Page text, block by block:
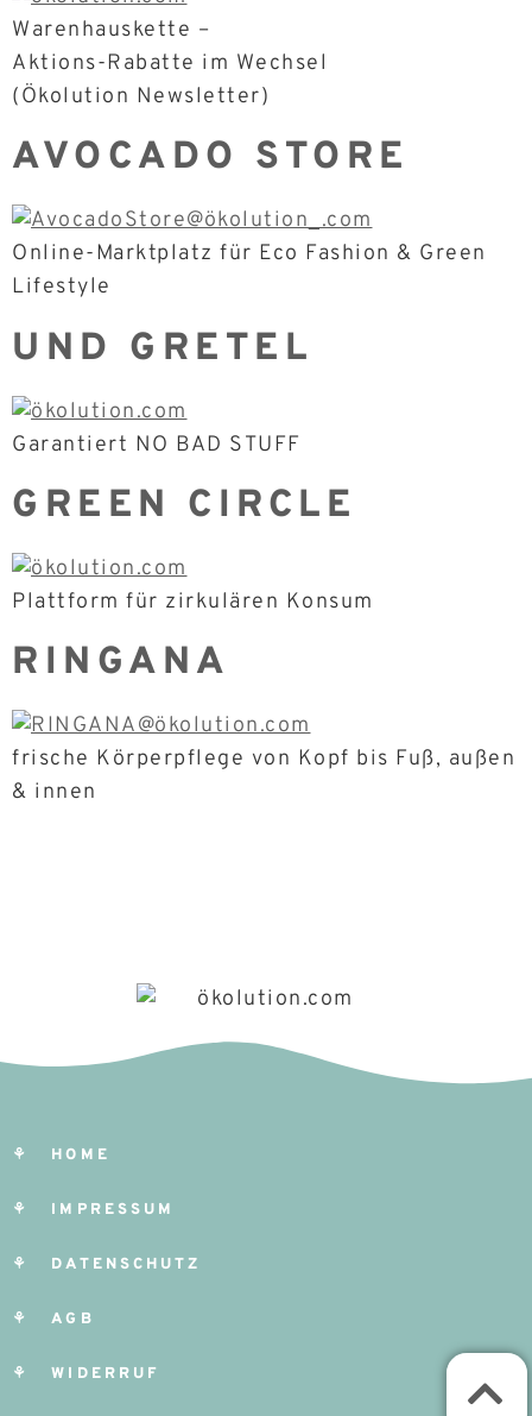
Warenhauskette –
Aktions-Rabatte im Wechsel
(Ökolution Newsletter)
AVOCADO STORE
Online-Marktplatz für Eco Fashion & Green
Lifestyle
UND GRETEL
Garantiert NO BAD STUFF
GREEN CIRCLE
Plattform für zirkulären Konsum
RINGANA
frische Körperpflege von Kopf bis Fuß, außen
& innen
⚘ HOME
⚘ IMPRESSUM
⚘ DATENSCHUTZ
⚘ AGB
⚘ WIDERRUF